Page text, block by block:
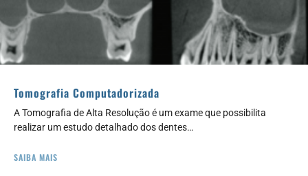
Tomografia Computadorizada
A Tomografia de Alta Resolução é um exame que possibilita
realizar um estudo detalhado dos dentes…
SAIBA MAIS